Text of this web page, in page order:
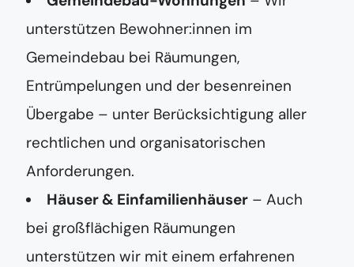
unterstützen Bewohner:innen im
Gemeindebau bei Räumungen,
Entrümpelungen und der besenreinen
Übergabe – unter Berücksichtigung aller
rechtlichen und organisatorischen
Anforderungen.
Häuser & Einfamilienhäuser – Auch
bei großflächigen Räumungen
unterstützen wir mit einem erfahrenen